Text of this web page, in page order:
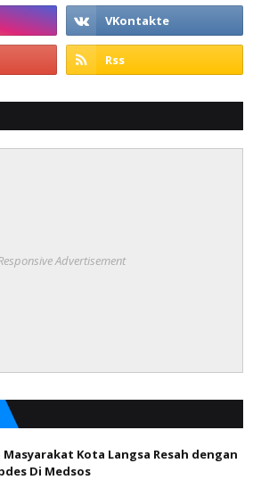
Advertisement
Kota Langsa Resah dengan
Di Medsos